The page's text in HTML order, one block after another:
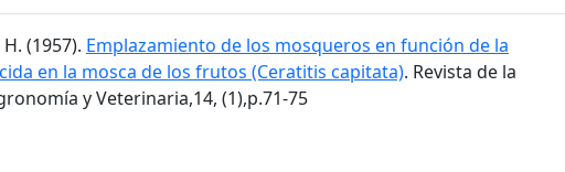
(1957). Emplazamiento de los mosqueros en función de la
en la mosca de los frutos (Ceratitis capitata). Revista de la
y Veterinaria,14, (1),p.71-75